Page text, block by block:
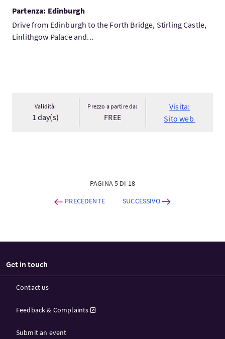
Partenza: Edinburgh
Drive from Edinburgh to the Forth Bridge, Stirling Castle,
Linlithgow Palace and...
Validità:
1 day(s)
Prezzo a partire da:
FREE
Visita:
Sito web
PAGINA 5 DI 18
PRECEDENTE
SUCCESSIVO
Get in touch
Contact us
Feedback & Complaints
Submit an event